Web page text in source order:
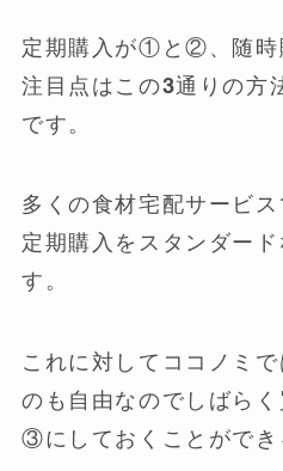
定期購入が①と②、随
注目点はこの3通りの方
です。
多くの食材宅配サービ
定期購入をスタンダー
す。
これに対してココノミ
のも自由なのでしばら
③にしておくことができ